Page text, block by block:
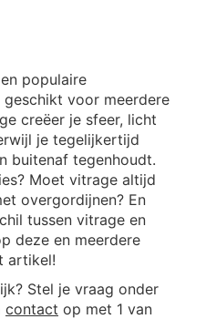
populaire
voor meerdere
creëer je sfeer, licht
je tegelijkertijd
buitenaf tegenhoudt.
Moet vitrage altijd
overgordijnen? En
tussen vitrage en
deze en meerdere
artikel!
Stel je vraag onder
contact op met 1 van